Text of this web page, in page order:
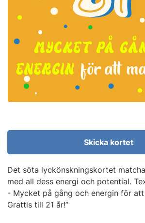
Skicka kortet
Det söta lyckönskningskortet
med all dess energi och potential.
- Mycket på gång och energin för
Grattis till 21 år!”